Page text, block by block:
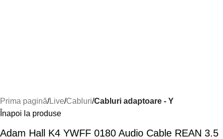
Prima pagină Live Cabluri Cabluri adaptoare - Y
Înapoi la produse
Adam Hall K4 YWFF 0180 Audio Cable REAN 3.5